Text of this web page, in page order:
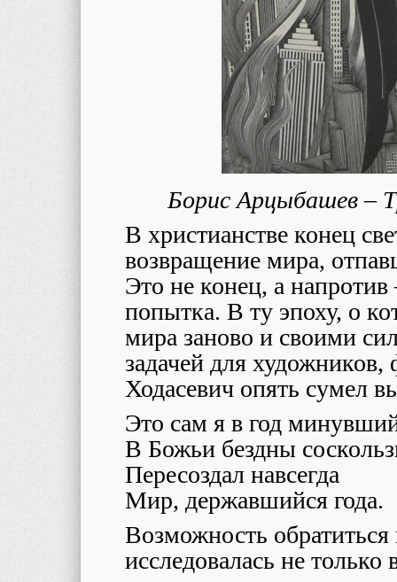
Борис Арцыбашев –
В христианстве конец
возвращение мира,
Это не конец, а напротив
попытка. В ту эпоху, о
мира заново и своими
задачей для
Ходасевич опять сумел
Это сам я в год
В Божьи бездны
Пересоздал навсегда
Мир, державшийся года.
Возможность
исследовалась не